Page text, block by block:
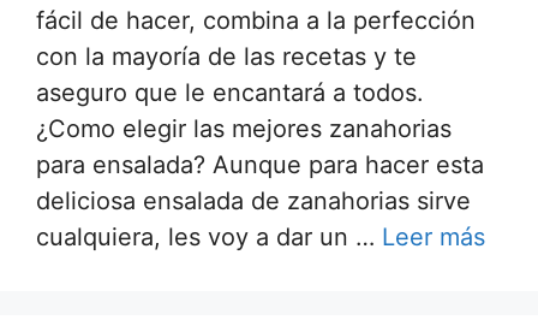
fácil de hacer, combina a la perfección
con la mayoría de las recetas y te
aseguro que le encantará a todos.
¿Como elegir las mejores zanahorias
para ensalada? Aunque para hacer esta
deliciosa ensalada de zanahorias sirve
cualquiera, les voy a dar un … Leer más